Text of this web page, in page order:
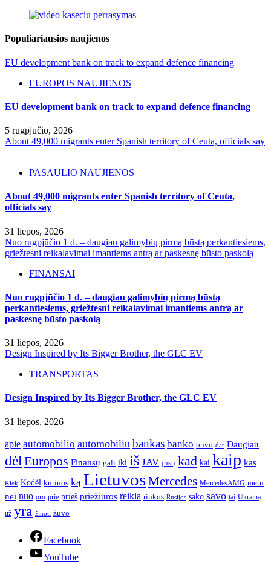
Populiariausios naujienos
EU development bank on track to expand defence financing
EUROPOS NAUJIENOS
EU development bank on track to expand defence financing
5 rugpjūčio, 2026
About 49,000 migrants enter Spanish territory of Ceuta, officials say
PASAULIO NAUJIENOS
About 49,000 migrants enter Spanish territory of Ceuta,
officials say
31 liepos, 2026
Nuo rugpjūčio 1 d. – daugiau galimybių pirmą būstą perkantiesiems,
griežtesni reikalavimai imantiems antrą ar paskesnę būsto paskolą
FINANSAI
Nuo rugpjūčio 1 d. – daugiau galimybių pirmą būstą
perkantiesiems, griežtesni reikalavimai imantiems antrą ar
paskesnę būsto paskolą
31 liepos, 2026
Design Inspired by Its Bigger Brother, the GLC EV
TRANSPORTAS
Design Inspired by Its Bigger Brother, the GLC EV
31 liepos, 2026
apie automobilio automobiliu bankas banko buvo dar Daugiau
dėl Europos Finansų gali iki iš JAV jūsų kad kai kaip kas
Kiek Kodėl kuriuos ką LietuvosMercedes MercedesAMG metu
nei nuo oro prie prieš priežiūros reikia rinkos Rusijos sako savo tai Ukrainą
už yra žinoti žuvo
Facebook
YouTube